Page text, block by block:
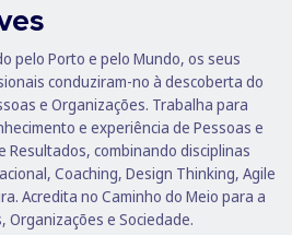
pelo Porto e pelo Mundo, os seus
conduziram-no à descoberta do
e Organizações. Trabalha para
e experiência de Pessoas e
Resultados, combinando disciplinas
Coaching, Design Thinking, Agile
Acredita no Caminho do Meio para a
Organizações e Sociedade.
melhoram o desempenho do site e
Estes cookies não contêm
identificáveis e não rastreiam a
site. Conheça a nossaPolítica de
Privacidade
usa cookies da Google para oferecer
a qualidade destes e analisar
Saiba mais.
necessários Sempre ativos